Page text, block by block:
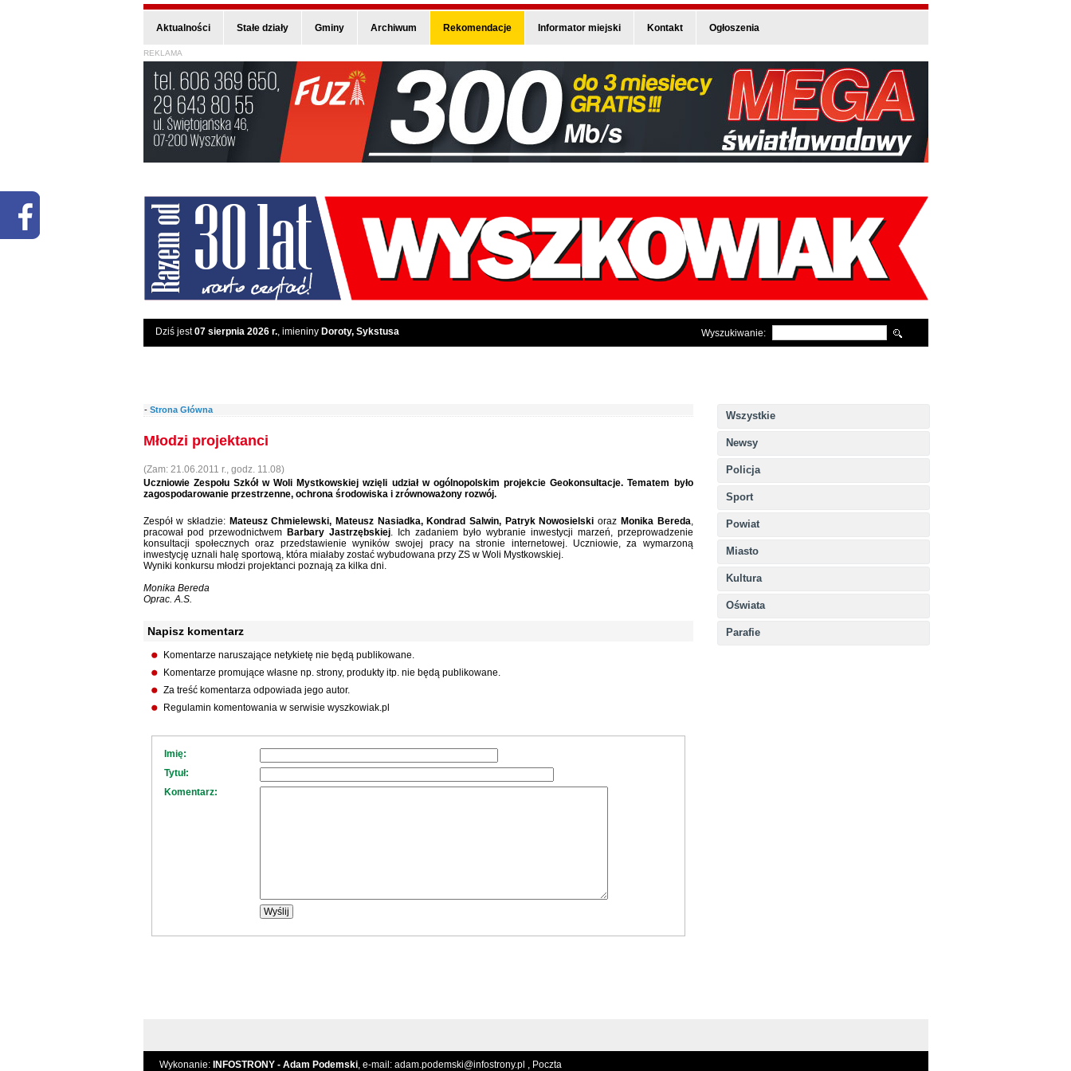
Aktualności Stałe działy Gminy Archiwum Rekomendacje Informator miejski Kontakt Ogłoszenia
REKLAMA
Dziś jest07 sierpnia 2026 r., imieniny Doroty, Sykstusa Wyszukiwanie:
Wszystkie
Newsy
Policja
Sport
Powiat
Miasto
Kultura
Oświata
Parafie
- Strona Główna
Młodzi projektanci
(Zam: 21.06.2011 r., godz. 11.08)
Uczniowie Zespołu Szkół w Woli Mystkowskiej wzięli udział w ogólnopolskim projekcie Geokonsultacje. Tematem było
zagospodarowanie przestrzenne, ochrona środowiska i zrównoważony rozwój.
Zespół w składzie: Mateusz Chmielewski, Mateusz Nasiadka, Kondrad Salwin, Patryk Nowosielskioraz Monika Bereda,
pracował pod przewodnictwem Barbary Jastrzębskiej. Ich zadaniem było wybranie inwestycji marzeń, przeprowadzenie
konsultacji społecznych oraz przedstawienie wyników swojej pracy na stronie internetowej. Uczniowie, za wymarzoną
inwestycję uznali halę sportową, która miałaby zostać wybudowana przy ZS w Woli Mystkowskiej.
Wyniki konkursu młodzi projektanci poznają za kilka dni.
Monika Bereda
Oprac. A.S.
Napisz komentarz
Komentarze naruszające netykietę nie będą publikowane.
Komentarze promujące własne np. strony, produkty itp. nie będą publikowane.
Za treść komentarza odpowiada jego autor.
Regulamin komentowania w serwisie wyszkowiak.pl
Imię:
Tytuł:
Komentarz:
Wykonanie: INFOSTRONY - Adam Podemski, e-mail: adam.podemski@infostrony.pl , Poczta